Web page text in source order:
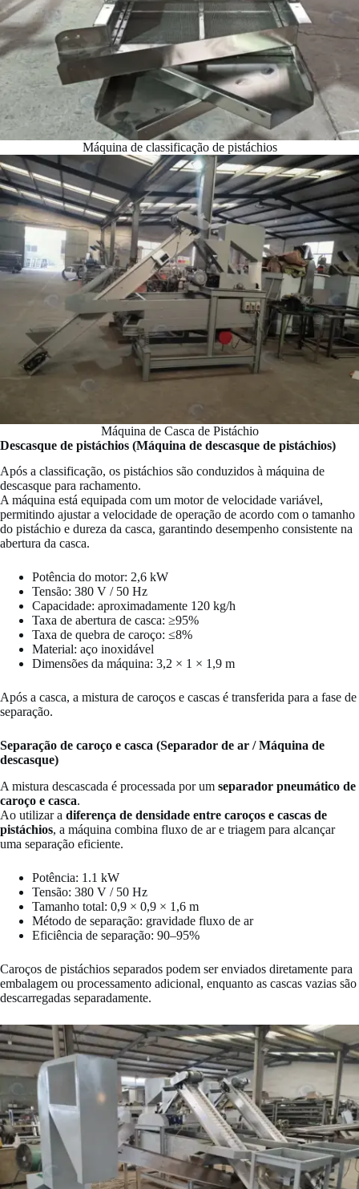
Máquina de classificação de pistáchios
Máquina de Casca de Pistáchio
Descasque de pistáchios (Máquina de descasque de pistáchios)
Após a classificação, os pistáchios são conduzidos à máquina de
descasque para rachamento.
A máquina está equipada com um motor de velocidade variável,
permitindo ajustar a velocidade de operação de acordo com o tamanho
do pistáchio e dureza da casca, garantindo desempenho consistente na
abertura da casca.
Potência do motor: 2,6 kW
Tensão: 380 V / 50 Hz
Capacidade: aproximadamente 120 kg/h
Taxa de abertura de casca: ≥95%
Taxa de quebra de caroço: ≤8%
Material: aço inoxidável
Dimensões da máquina: 3,2 × 1 × 1,9 m
Após a casca, a mistura de caroços e cascas é transferida para a fase de
separação.
Separação de caroço e casca (Separador de ar / Máquina de
descasque)
A mistura descascada é processada por um separador pneumático de
caroço e casca.
Ao utilizar a diferença de densidade entre caroços e cascas de
pistáchios, a máquina combina fluxo de ar e triagem para alcançar
uma separação eficiente.
Potência: 1.1 kW
Tensão: 380 V / 50 Hz
Tamanho total: 0,9 × 0,9 × 1,6 m
Método de separação: gravidade fluxo de ar
Eficiência de separação: 90–95%
Caroços de pistáchios separados podem ser enviados diretamente para
embalagem ou processamento adicional, enquanto as cascas vazias são
descarregadas separadamente.